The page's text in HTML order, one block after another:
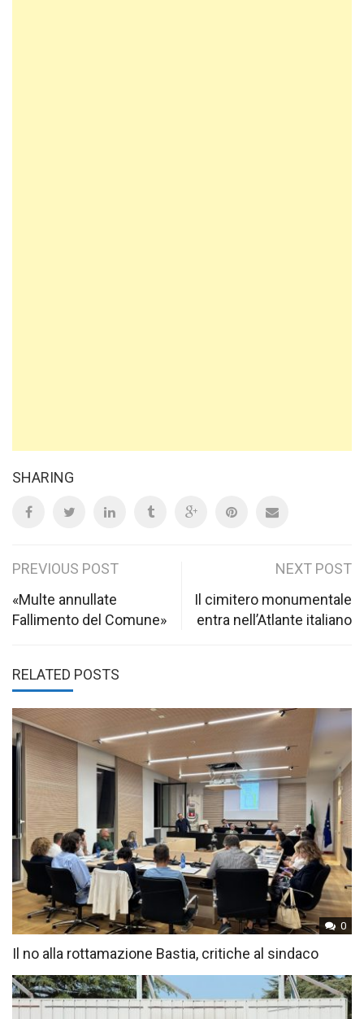
SHARING
Post
navigation
PREVIOUS POST
«Multe annullate
Fallimento del Comune»
NEXT POST
Il cimitero monumentale
entra nell’Atlante italiano
RELATED POSTS
0
Il no alla rottamazione Bastia, critiche al sindaco